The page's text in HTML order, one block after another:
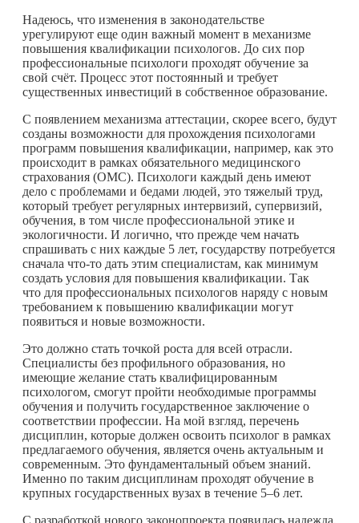
Надеюсь, что изменения в законодательстве
урегулируют еще один важный момент в механизме
повышения квалификации психологов. До сих пор
профессиональные психологи проходят обучение за
свой счёт. Процесс этот постоянный и требует
существенных инвестиций в собственное образование.
С появлением механизма аттестации, скорее всего, будут
созданы возможности для прохождения психологами
программ повышения квалификации, например, как это
происходит в рамках обязательного медицинского
страхования (ОМС). Психологи каждый день имеют
дело с проблемами и бедами людей, это тяжелый труд,
который требует регулярных интервизий, супервизий,
обучения, в том числе профессиональной этике и
экологичности. И логично, что прежде чем начать
спрашивать с них каждые 5 лет, государству потребуется
сначала что-то дать этим специалистам, как минимум
создать условия для повышения квалификации. Так
что для профессиональных психологов наряду с новым
требованием к повышению квалификации могут
появиться и новые возможности.
Это должно стать точкой роста для всей отрасли.
Специалисты без профильного образования, но
имеющие желание стать квалифицированным
психологом, смогут пройти необходимые программы
обучения и получить государственное заключение о
соответствии профессии. На мой взгляд, перечень
дисциплин, которые должен освоить психолог в рамках
предлагаемого обучения, является очень актуальным и
современным. Это фундаментальный объем знаний.
Именно по таким дисциплинам проходят обучение в
крупных государственных вузах в течение 5–6 лет.
С разработкой нового законопроекта появилась надежда,